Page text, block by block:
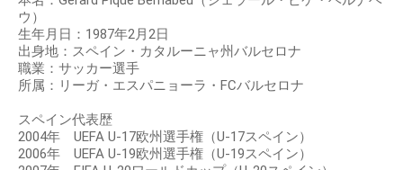
ウ）
生年月日：1987年2月2日
出身地：スペイン・カタルーニャ州バルセロナ
職業：サッカー選手
所属：リーガ・エスパニョーラ・FCバルセロナ
スペイン代表歴
2004年 UEFA U-17欧州選手権（U-17スペイン）
2006年 UEFA U-19欧州選手権（U-19スペイン）